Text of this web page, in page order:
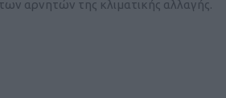
αρνητών της κλιματικής αλλαγής.